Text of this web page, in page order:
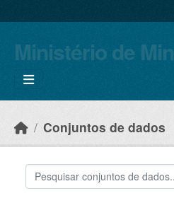
Ministério de
Conjuntos de dados